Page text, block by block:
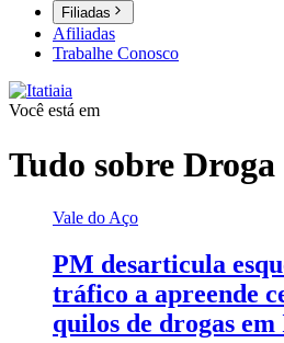
Filiadas
Afiliadas
Trabalhe Conosco
Você está em
Tudo sobre Droga
Vale do Aço
PM desarticula
tráfico a apreende
quilos de drogas